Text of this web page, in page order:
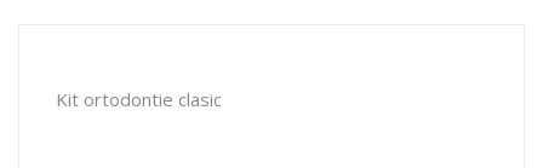
Kit ortodontie clasic